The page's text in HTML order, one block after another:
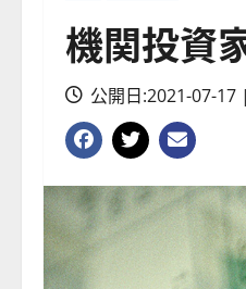
機関投資
公開日:2021-07-17